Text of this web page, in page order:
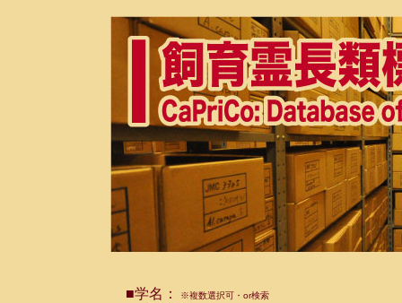
■学名： ※複数選択可・or検索